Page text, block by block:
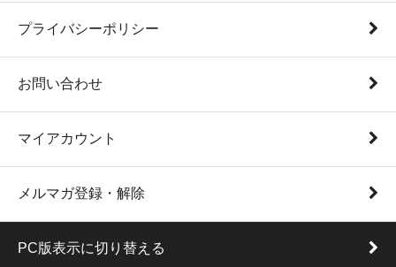
プライバシーポリシー
お問い合わせ
マイアカウント
メルマガ登録・解除
PC版表示に切り替える